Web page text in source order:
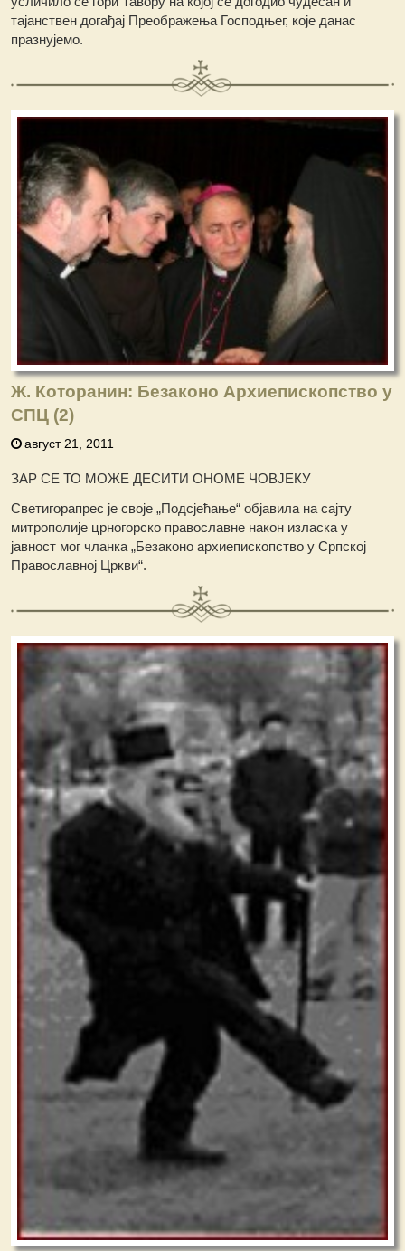
тајанствен догађај Преображења Господњег, које данас
празнујемо.
Ж. Которанин: Безаконо Архиепископство у
СПЦ (2)
август 21, 2011
ЗАР СЕ ТО МОЖЕ ДЕСИТИ ОНОМЕ ЧОВЈЕКУ
Светигорапрес је своје „Подсјећање“ објавила на сајту
митрополије црногорско православне након изласка у
јавност мог чланка „Безаконо архиепископство у Српској
Православној Цркви“.